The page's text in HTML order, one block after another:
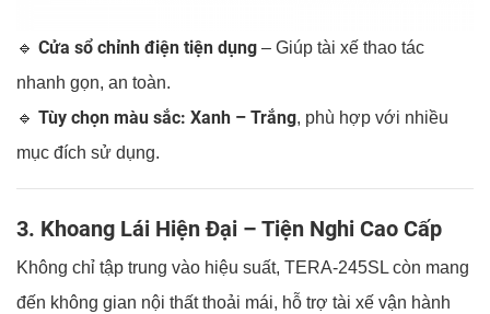
🔹 Cửa sổ chỉnh điện tiện dụng – Giúp tài xế thao tác
nhanh gọn, an toàn.
🔹 Tùy chọn màu sắc: Xanh – Trắng, phù hợp với nhiều
mục đích sử dụng.
3. Khoang Lái Hiện Đại – Tiện Nghi Cao Cấp
Không chỉ tập trung vào hiệu suất, TERA-245SL còn mang
đến không gian nội thất thoải mái, hỗ trợ tài xế vận hành